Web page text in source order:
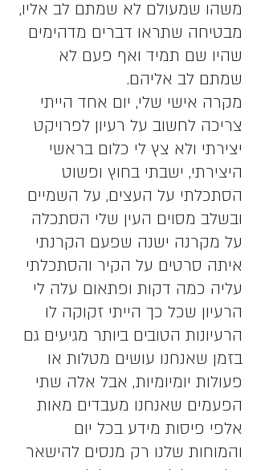
משהו שמעולם לא שמתם לב אליו,
מבטיחה שתראו דברים מדהימים
שהיו שם תמיד ואף פעם לא
שמתם לב אליהם.
מקרה אישי שלי, יום אחד הייתי
צריכה לחשוב על רעיון לפרויקט
יצירתי ולא צץ לי כלום בראשי
היצירתי, ישבתי בחוץ ופשוט
הסתכלתי על העצים, על השמיים
ובשלב מסוים העין שלי הסתכלה
על מקרנה ישנה שפעם הקרנתי
איתה סרטים על הקיר והסתכלתי
עליה כמה דקות ופתאום עלה לי
הרעיון שכל כך הייתי זקוקה לו
הרעיונות הטובים ביותר מגיעים גם
בזמן שאנחנו עושים מטלות או
פעולות יומיומיות, אבל אלה שתי
הפעמים שאנחנו מעבדים מאות
אלפי פיסות מידע בכל יום
והמוחות שלנו רק מנסים להישאר